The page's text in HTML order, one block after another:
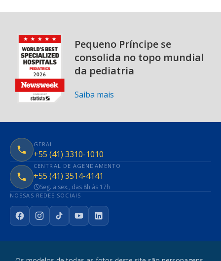
Pequeno Príncipe se
consolida no topo mundial
da pediatria
Saiba mais
GERAL
+55 (41) 3310-1010
CENTRAL DE AGENDAMENTO
+55 (41) 3514-4141
Seg. a sex., das 8h às 17h
NOSSAS REDES SOCIAIS
FacebookInstagram
TikTokYouTubeLinkedIn